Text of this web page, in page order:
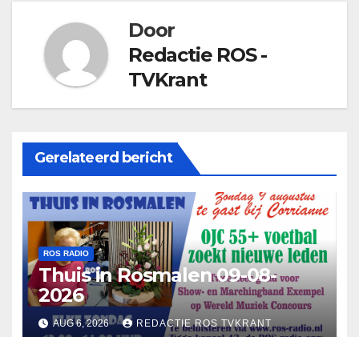
Door
Redactie ROS -
TVKrant
Gerelateerd bericht
ROS RADIO
Thuis in Rosmalen 09-08-
2026
AUG 6, 2026 REDACTIE ROS TVKRANT